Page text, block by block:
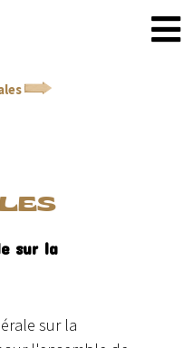
sur la
sur la